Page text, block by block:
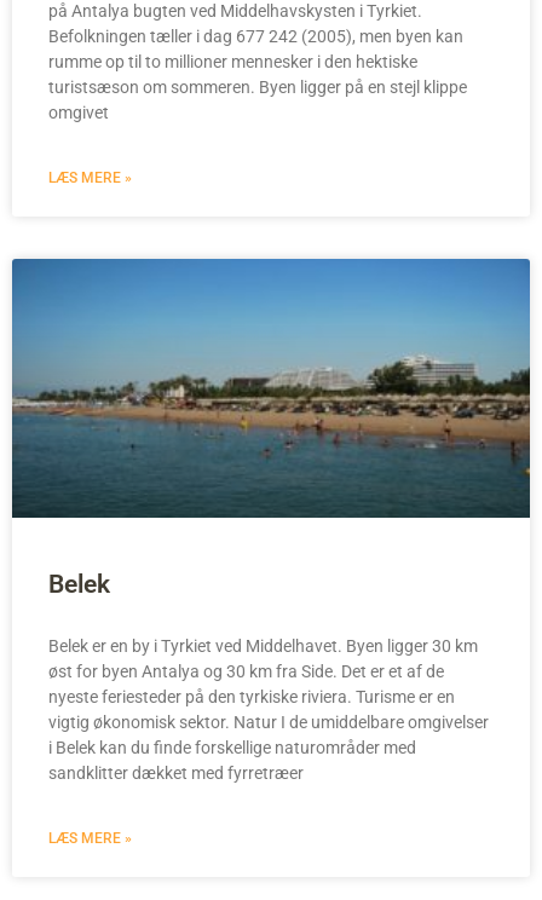
på Antalya bugten ved Middelhavskysten i Tyrkiet.
Befolkningen tæller i dag 677 242 (2005), men byen kan
rumme op til to millioner mennesker i den hektiske
turistsæson om sommeren. Byen ligger på en stejl klippe
omgivet
LÆS MERE »
Belek
Belek er en by i Tyrkiet ved Middelhavet. Byen ligger 30 km
øst for byen Antalya og 30 km fra Side. Det er et af de
nyeste feriesteder på den tyrkiske riviera. Turisme er en
vigtig økonomisk sektor. Natur I de umiddelbare omgivelser
i Belek kan du finde forskellige naturområder med
sandklitter dækket med fyrretræer
LÆS MERE »